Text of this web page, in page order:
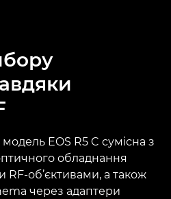
EOS R5 C сумісна з
обладнання
RF-об’єктивами, а також
через адаптери